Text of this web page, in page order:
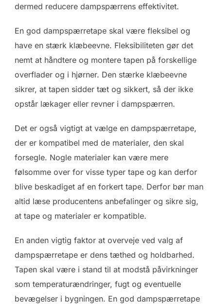
dermed reducere dampspærrens effektivitet.
En god dampspærretape skal være fleksibel og
have en stærk klæbeevne. Fleksibiliteten gør det
nemt at håndtere og montere tapen på forskellige
overflader og i hjørner. Den stærke klæbeevne
sikrer, at tapen sidder tæt og sikkert, så der ikke
opstår lækager eller revner i dampspærren.
Det er også vigtigt at vælge en dampspærretape,
der er kompatibel med de materialer, den skal
forsegle. Nogle materialer kan være mere
følsomme over for visse typer tape og kan derfor
blive beskadiget af en forkert tape. Derfor bør man
altid læse producentens anbefalinger og sikre sig,
at tape og materialer er kompatible.
En anden vigtig faktor at overveje ved valg af
dampspærretape er dens tæthed og holdbarhed.
Tapen skal være i stand til at modstå påvirkninger
som temperaturændringer, fugt og eventuelle
bevægelser i bygningen. En god dampspærretape